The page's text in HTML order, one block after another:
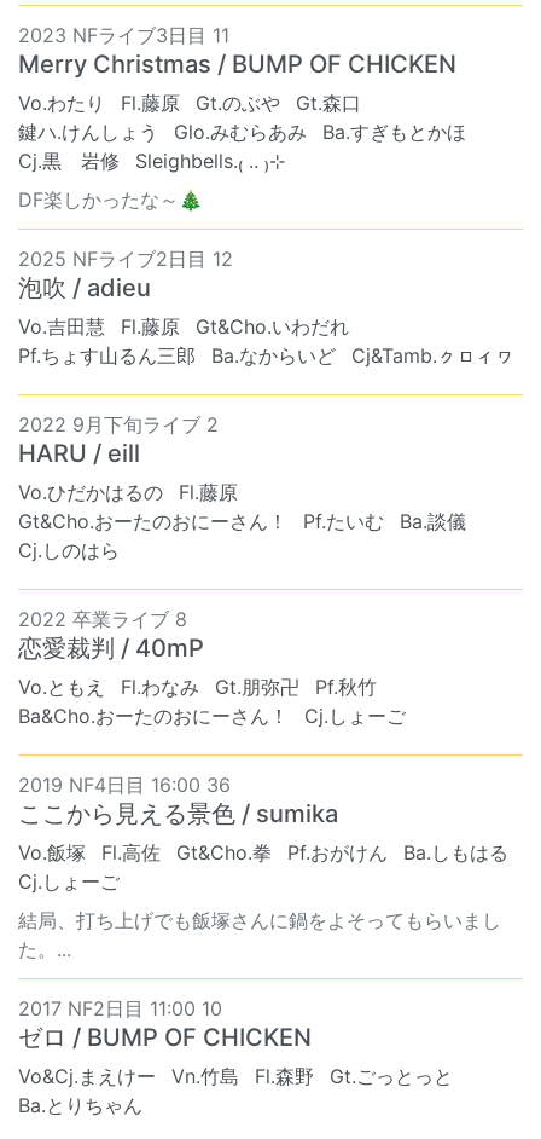
2023 NFライブ3日目 11
Merry Christmas / BUMP OF CHICKEN
Vo.わたり Fl.藤原 Gt.のぶや
Gt.森口
鍵ハ.けんしょう
Glo.みむらあみ
Ba.すぎもとかほ
Cj.黒 岩修
Sleighbells.₍ .. ₎⊹
DF楽しかったな～🎄
2025 NFライブ2日目 12
泡吹 / adieu
Vo.吉田慧 Fl.藤原
Gt&Cho.いわだれ
Pf.ちょす山るん三郎
Ba.なからいど Cj&Tamb.ㇰㇿィヮ
2022 9月下旬ライブ 2
HARU / eill
Vo.ひだかはるの
Fl.藤原
Gt&Cho.おーたのおにーさん！
Pf.たいむ
Ba.談儀
Cj.しのはら
2022 卒業ライブ 8
恋愛裁判 / 40mP
Vo.ともえ Fl.わなみ Gt.朋弥卍
Pf.秋竹
Ba&Cho.おーたのおにーさん！
Cj.しょーご
2019 NF4日目 16:00 36
ここから見える景色 / sumika
Vo.飯塚 Fl.高佐 Gt&Cho.拳 Pf.おがけん
Ba.しもはる
Cj.しょーご
結局、打ち上げでも飯塚さんに鍋をよそってもらいまし
た。...
2017 NF2日目 11:00 10
ゼロ / BUMP OF CHICKEN
Vo&Cj.まえけー Vn.竹島 Fl.森野
Gt.ごっとっと
Ba.とりちゃん